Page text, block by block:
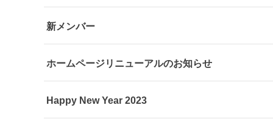
新メンバー
ホームページリニューアルのお知らせ
Happy New Year 2023